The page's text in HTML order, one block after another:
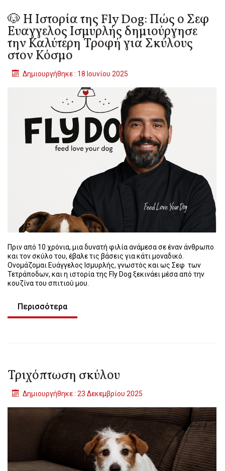
🐶 Η Ιστορία της Fly Dog: Πώς ο Σεφ
Ευαγγελος Ισμυρλής δημιούργησε
την Καλύτερη Τροφή για Σκύλους
στον Κόσμο
Δημιουργήθηκε : 18 Ιουνίου 2025
Πριν από 10 χρόνια, μια δυνατή φιλία ανάμεσα σε έναν άνθρωπο
και τον σκύλο του, έβαλε τις βάσεις για κάτι μοναδικό.
Ονομάζομαι Ευάγγελος Ισμυρλής, γνωστός και ως Σεφ των
Τετράποδων, και η ιστορία της Fly Dog ξεκινάει μέσα από την
κουζίνα του σπιτιού μου.
Περισσότερα
Τριχόπτωση σκύλου
Δημιουργήθηκε : 23 Δεκεμβρίου 2025